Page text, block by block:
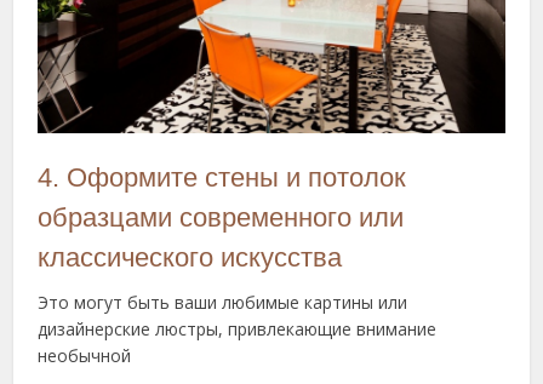
4. Оформите стены и потолок
образцами современного или
классического искусства
Это могут быть ваши любимые картины или
дизайнерские люстры, привлекающие внимание
необычной